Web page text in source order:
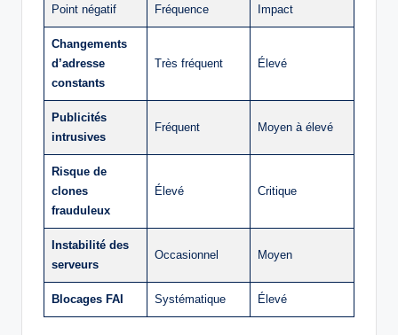
Point négatif Fréquence Impact
Changements
d’adresse
constants
Très fréquent Élevé
Publicités
intrusives
Fréquent Moyen à élevé
Risque de
clones
frauduleux
Élevé Critique
Instabilité des
serveurs
Occasionnel Moyen
Blocages FAI Systématique Élevé